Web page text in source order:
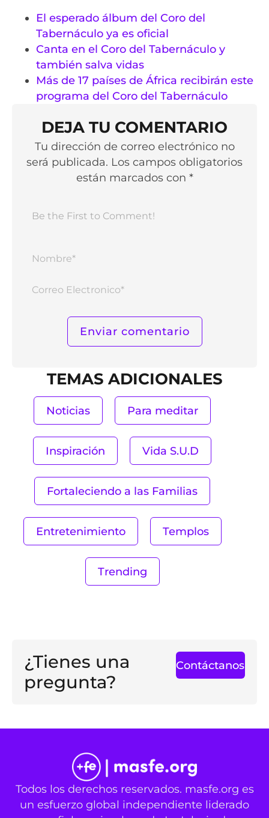
El esperado álbum del Coro del
Tabernáculo ya es oficial
Canta en el Coro del Tabernáculo y
también salva vidas
Más de 17 países de África recibirán este
programa del Coro del Tabernáculo
DEJA TU COMENTARIO
Tu dirección de correo electrónico no
será publicada. Los campos obligatorios
están marcados con *
TEMAS ADICIONALES
Noticias Para meditar
Inspiración Vida S.U.D
Fortaleciendo a las Familias
Entretenimiento Templos
Trending
¿Tienes una
pregunta?
Contáctanos
Todos los derechos reservados. masfe.org es
un esfuerzo global independiente liderado